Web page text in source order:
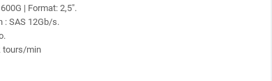
| Format: 2,5".
: SAS 12Gb/s.
tours/min